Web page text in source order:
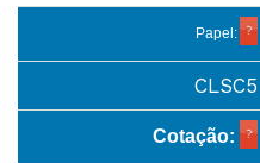
Papel:
CLSC5
Cotação: